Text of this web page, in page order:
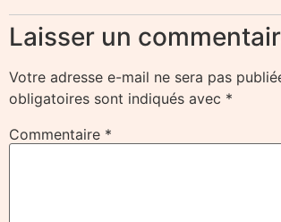
Laisser un
Votre adresse e-mail ne sera pas
obligatoires sont indiqués avec *
Commentaire *